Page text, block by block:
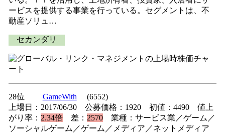
ービスを提供する事業を行っている。セグメントは、不
動産ソリュ…
セカンダリ
28位 GameWith
(6552)
上場日：2017/06/30 公募価格：1920 初値：4490 値上
がり率： 2.34倍差： 2570業種：サービス業／ゲーム／
ソーシャルゲーム／ゲーム／メディア／ネットメディア